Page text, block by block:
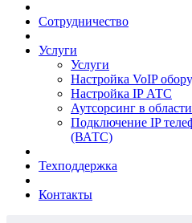
Сотрудничество
Услуги
Услуги
Настройка VoIP
Настройка IP АТС
Аутсорсинг в
Подключение IP
(ВАТС)
Техподдержка
Контакты